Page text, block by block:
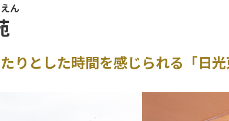
ん
りとした時間を感じられる「日